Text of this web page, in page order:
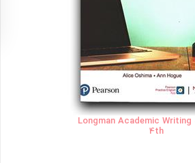
Longman Academic
4th